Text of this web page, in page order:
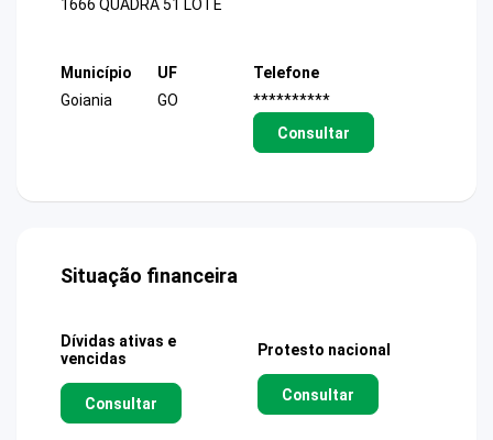
1666 QUADRA 51 LOTE
Município
Goiania
UF
GO
Telefone
**********
Consultar
Situação financeira
Dívidas ativas e
vencidas
Consultar
Protesto nacional
Consultar